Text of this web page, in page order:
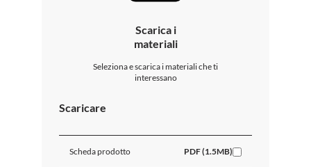
Scarica i
materiali
Seleziona e scarica i materiali che ti
interessano
Scaricare
Scheda prodotto PDF (1.5MB)